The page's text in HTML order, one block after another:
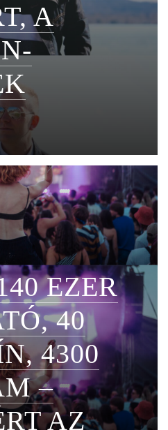
A
EZER
40
4300
–
AZ